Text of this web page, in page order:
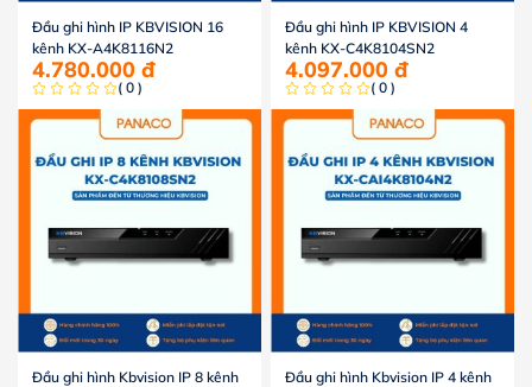
Đầu ghi hình IP KBVISION 16
kênh KX-A4K8116N2
4.780.000 đ
( 0 )
Đầu ghi hình IP KBVISION 4
kênh KX-C4K8104SN2
4.097.000 đ
( 0 )
Đầu ghi hình Kbvision IP 8 kênh
Đầu ghi hình Kbvision IP 4 kênh